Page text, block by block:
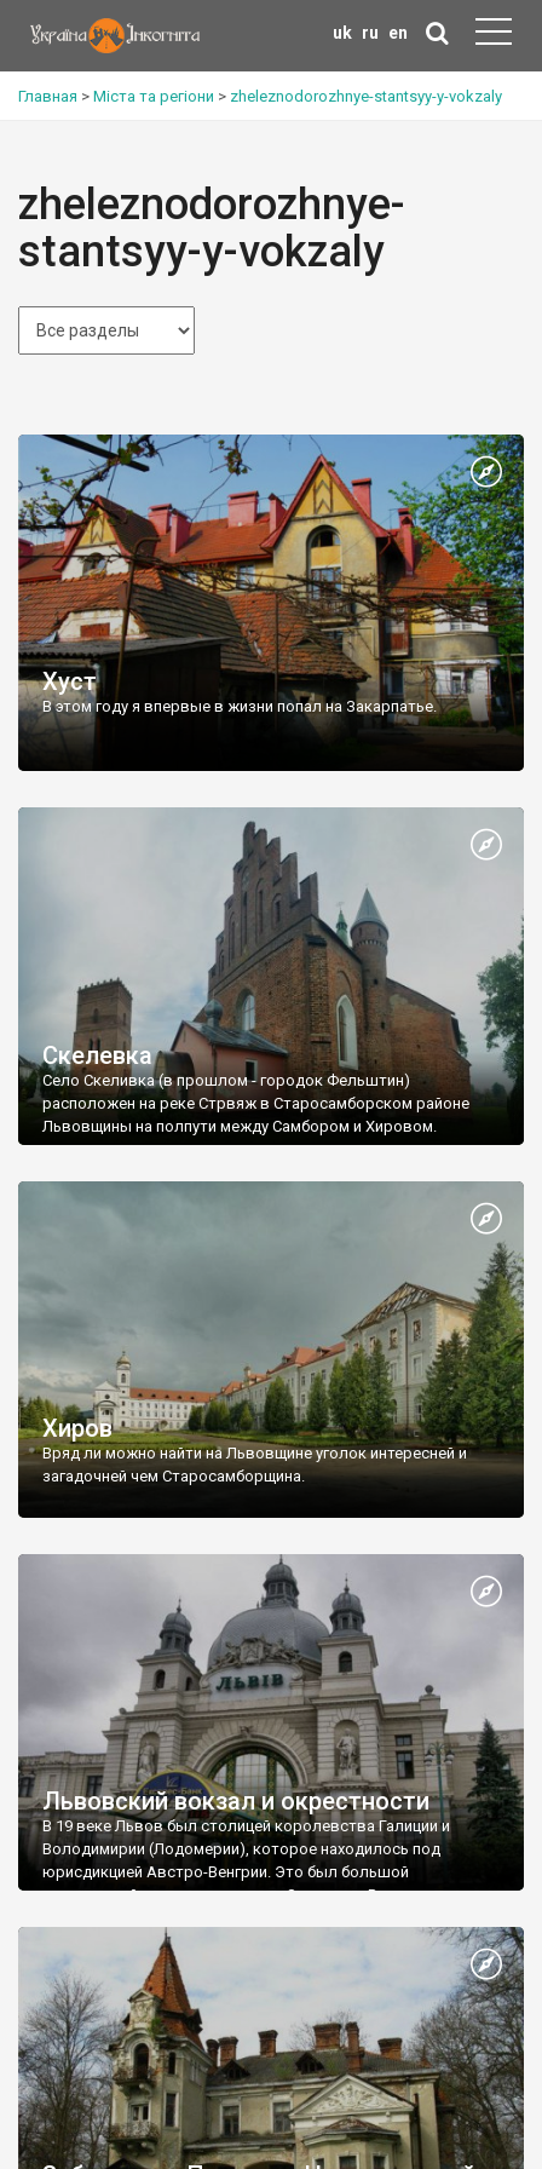
uk ru en
Главная > Міста та регіони > zheleznodorozhnye-stantsyy-y-vokzaly
zheleznodorozhnye-
stantsyy-y-vokzaly
Хуст
В этом году я впервые в жизни попал на Закарпатье.
Скелевка
Село Скеливка (в прошлом - городок Фельштин)
расположен на реке Стрвяж в Старосамборском районе
Львовщины на полпути между Самбором и Хировом.
Хиров
Вряд ли можно найти на Львовщине уголок интересней и
загадочней чем Старосамборщина.
Львовский вокзал и окрестности
В 19 веке Львов был столицей королевства Галиции и
Володимирии (Лодомерии), которое находилось под
юрисдикцией Австро-Венгрии. Это был большой
оживленный город: мост между Западом и Востоком,
строительства железных дорог в Европе Львов не мог
остаться в стороне. Сюда тоже была проложена ветвь
современного в то время транспорта.